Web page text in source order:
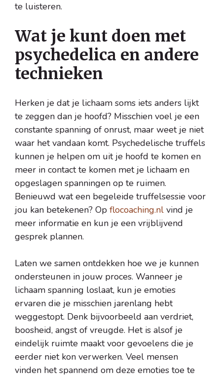
te luisteren.
Wat je kunt doen met
psychedelica en andere
technieken
Herken je dat je lichaam soms iets anders lijkt
te zeggen dan je hoofd? Misschien voel je een
constante spanning of onrust, maar weet je niet
waar het vandaan komt. Psychedelische truffels
kunnen je helpen om uit je hoofd te komen en
meer in contact te komen met je lichaam en
opgeslagen spanningen op te ruimen.
Benieuwd wat een begeleide truffelsessie voor
jou kan betekenen? Op flocoaching.nl vind je
meer informatie en kun je een vrijblijvend
gesprek plannen.
Laten we samen ontdekken hoe we je kunnen
ondersteunen in jouw proces. Wanneer je
lichaam spanning loslaat, kun je emoties
ervaren die je misschien jarenlang hebt
weggestopt. Denk bijvoorbeeld aan verdriet,
boosheid, angst of vreugde. Het is alsof je
eindelijk ruimte maakt voor gevoelens die je
eerder niet kon verwerken. Veel mensen
vinden het spannend om deze emoties toe te